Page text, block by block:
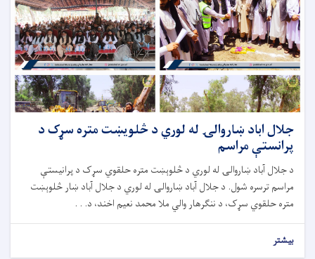
جلال اباد ښاروالۍ له لوري د څلويښت متره سړک د
پرانستې مراسم
د جلال آباد ښاروالۍ له لوري د څلوېښت متره حلقوي سړک د پرانیستې
مراسم ترسره شول. د جلال آباد ښاروالۍ له لوري د جلال آباد ښار څلوېښت
متره حلقوي سړک، د ننګرهار والي ملا محمد نعیم اخند، د. . .
بیشتر